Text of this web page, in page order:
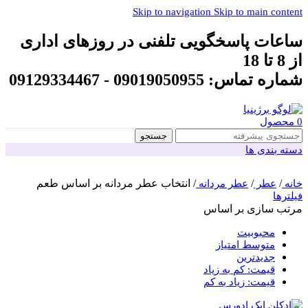
Skip to navigation Skip to main content
ساعات پاسخگویی تلفنی در روزهای اداری
از 8 تا 18
شماره تماس: 09019050955 - 09129334467
0 محصول
جستجو
دسته بندی ها
خانه/ عطر/ عطر مردانه/ انتخاب عطر مردانه بر اساس طعم
فیلترها
مرتب سازی بر اساس
محبوبیت
متوسط امتیاز
جدیدترین
قیمت: کم به زیاد
قیمت: زیاد به کم